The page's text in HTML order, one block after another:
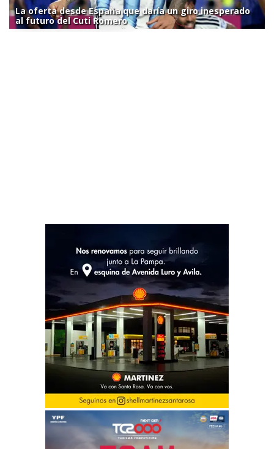
La oferta desde España que daría un giro inesperado
al futuro del Cuti Romero